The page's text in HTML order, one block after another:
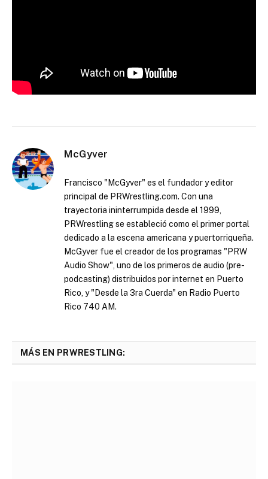
McGyver
Francisco "McGyver" es el fundador y editor
principal de PRWrestling.com. Con una
trayectoria ininterrumpida desde el 1999,
PRWrestling se estableció como el primer portal
dedicado a la escena americana y puertorriqueña.
McGyver fue el creador de los programas "PRW
Audio Show", uno de los primeros de audio (pre-
podcasting) distribuidos por internet en Puerto
Rico, y "Desde la 3ra Cuerda" en Radio Puerto
Rico 740 AM.
MÁS EN PRWRESTLING: